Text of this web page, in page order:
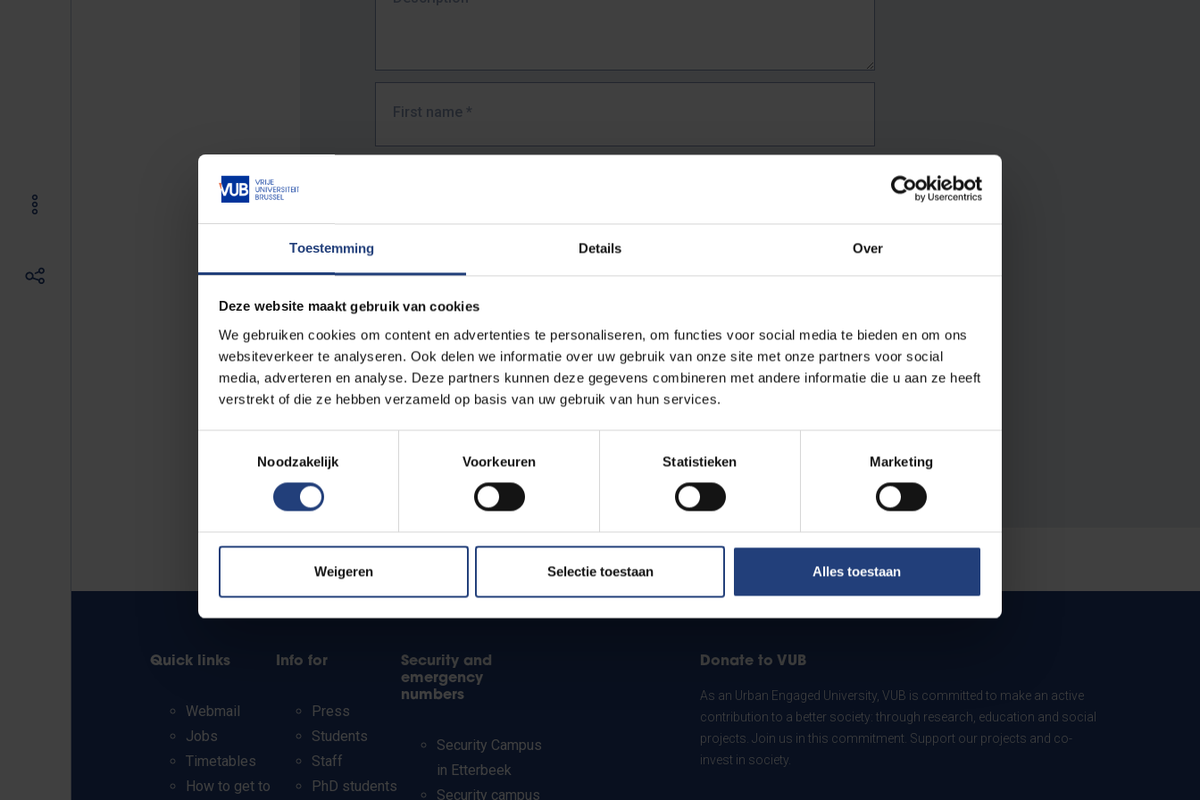
Toestemming Details Over
Deze website maakt gebruik van cookies
We gebruiken cookies om content en advertenties te personaliseren, om functies voor social media te bieden en om ons
websiteverkeer te analyseren. Ook delen we informatie over uw gebruik van onze site met onze partners voor social
media, adverteren en analyse. Deze partners kunnen deze gegevens combineren met andere informatie die u aan ze heeft
verstrekt of die ze hebben verzameld op basis van uw gebruik van hun services.
Noodzakelijk
Voorkeuren Statistieken Marketing
Weigeren Selectie toestaan Alles toestaan
First name *
The full URL of the page where you encountered the error.
E.g. https://www.vub.be/nl/studeren-aan-de-vub/alle-opleidingen
Quick links
Webmail
Jobs
Timetables
How to get to
Info for
Press
Students
Staff
PhD students
Security and
emergency
numbers
Security Campus
in Etterbeek
Security campus
Donate to VUB
As an Urban Engaged University, VUB is committed to make an active
contribution to a better society: through research, education and social
projects. Join us in this commitment. Support our projects and co-
invest in society.